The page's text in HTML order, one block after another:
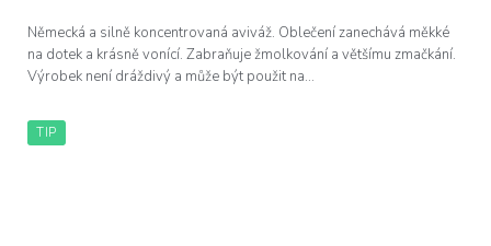
Německá a silně koncentrovaná aviváž. Oblečení zanechává měkké
na dotek a krásně vonící. Zabraňuje žmolkování a většímu zmačkání.
Výrobek není dráždivý a může být použit na...
TIP